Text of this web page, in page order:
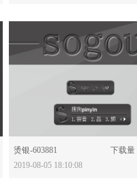
烫银-603881
下载量
2019-08-05 18:10:08